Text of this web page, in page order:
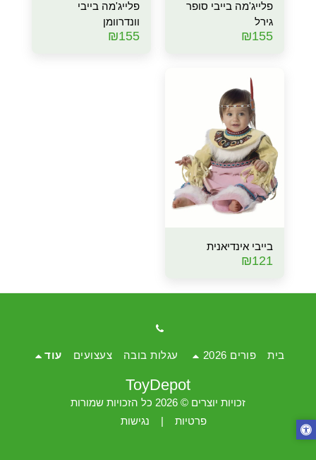
פלייג'מה בייבי סופר
גירל
₪155
פלייג'מה בייבי
וונדרוומן
₪155
בייבי אינדיאנית
₪121
ToyDepot
זכויות יוצרים © 2026 כל הזכויות שמורות
פרטיות
נגישות
בית פורים 2026 עגלות בובה צעצועים עוד